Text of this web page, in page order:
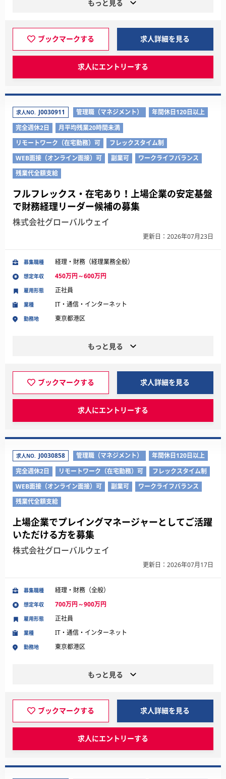
もっと見る
ブックマークする 求人詳細を見る
求人にエントリーする
求人NO. J0030911 管理職（マネジメント）
年間休日120日以上
完全週休2日
月平均残業20時間未満
リモートワーク（在宅勤務）可
フレックスタイム制
WEB面接（オンライン面接）可
副業可
ワークライフバランス
残業代全額支給
フルフレックス・在宅あり！上場企業の安定基盤
で財務経理リーダー候補の募集
株式会社グローバルウェイ
更新日：2026年07月23日
募集職種 経理・財務（経理業務全般）
想定年収 450万円～600万円
業種 IT・通信・インターネット
勤務地 東京都港区
雇用形態 正社員
もっと見る
ブックマークする 求人詳細を見る
求人にエントリーする
求人NO. J0030858 管理職（マネジメント）
年間休日120日以上
完全週休2日
リモートワーク（在宅勤務）可
フレックスタイム制
WEB面接（オンライン面接）可
副業可
ワークライフバランス
残業代全額支給
上場企業でプレイングマネージャーとしてご活躍
いただける方を募集
株式会社グローバルウェイ
更新日：2026年07月17日
募集職種 経理・財務（全般）
想定年収 700万円～900万円
業種 IT・通信・インターネット
勤務地 東京都港区
雇用形態 正社員
もっと見る
ブックマークする 求人詳細を見る
求人にエントリーする